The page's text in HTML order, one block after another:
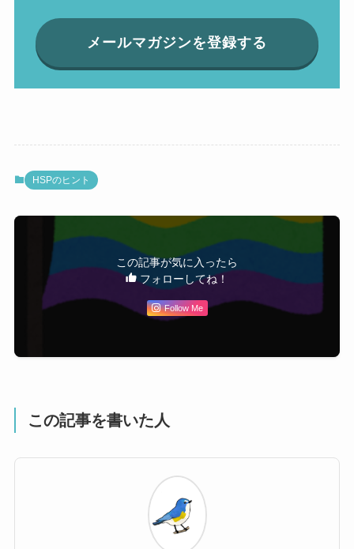
メールマガジンを登録する
HSPのヒント
この記事が気に入ったら
フォローしてね！
Follow Me
この記事を書いた人